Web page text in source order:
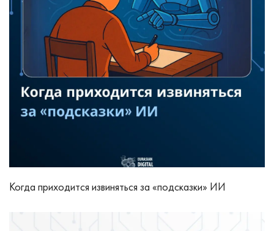
Когда приходится извиняться за «подсказки» ИИ